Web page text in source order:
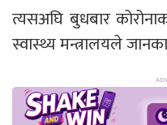
त्यसअघि बुधबार
स्वास्थ्य मन्त्रालयले